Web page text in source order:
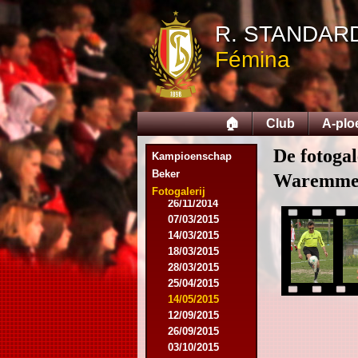
R.
Fémina
🏠 Club A-
Kampioenschap
Beker
Fotogalerij
09/08/2014
17/08/2014
31/08/2014
13/09/2014
27/09/2014
18/10/2014
25/10/2014
22/11/2014
26/11/2014
07/03/2015
14/03/2015
18/03/2015
28/03/2015
25/04/2015
14/05/2015
12/09/2015
26/09/2015
03/10/2015
De